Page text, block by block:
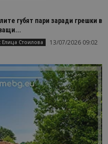
губят пари заради грешки в
Елица Стоилова 13/07/2026 09:02